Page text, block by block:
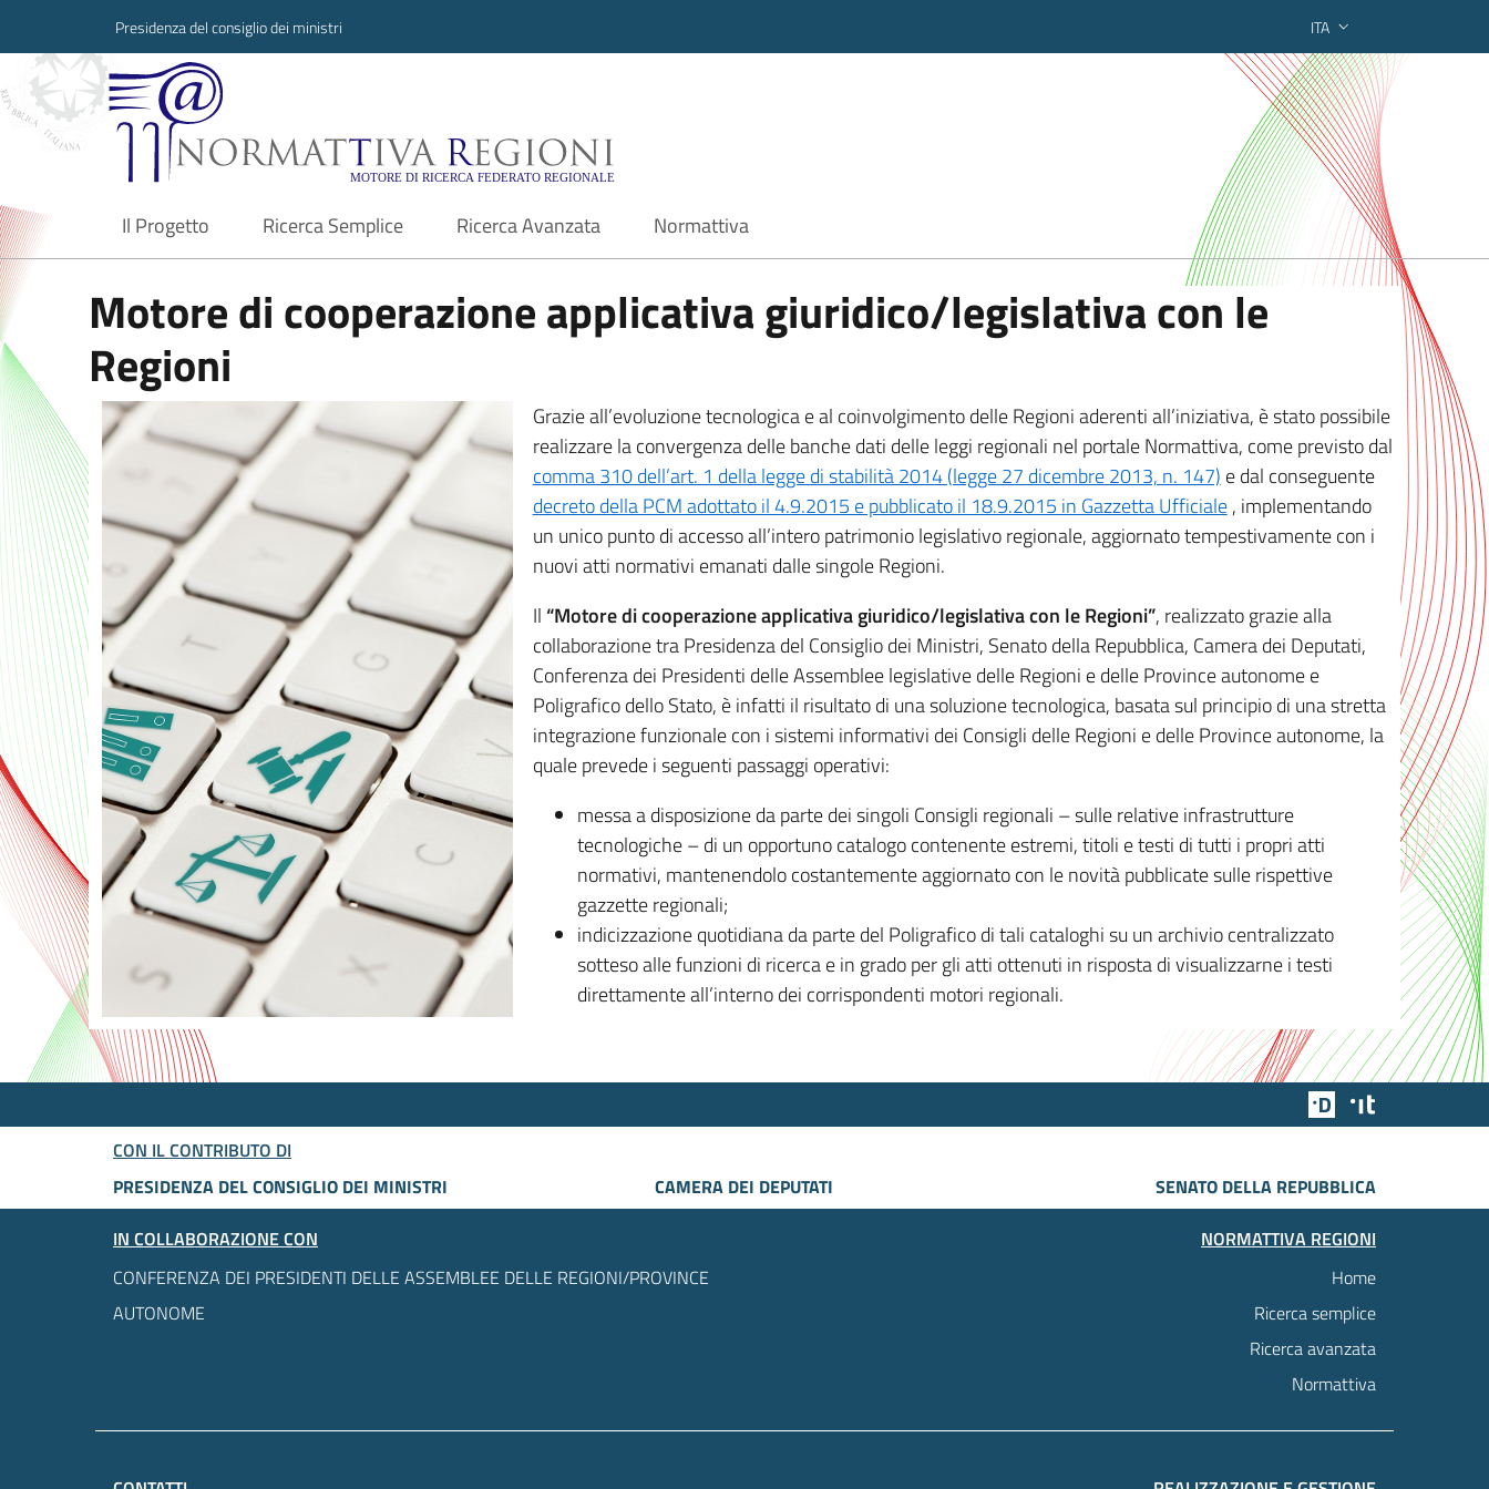
Presidenza del consiglio dei ministri ITA
Normattiva Regioni - Motore di ricerca federato regionale
Il Progetto
current Ricerca Semplice Ricerca Avanzata Normattiva
Motore di cooperazione applicativa giuridico/legislativa con le
Regioni
Grazie all’evoluzione tecnologica e al coinvolgimento delle Regioni aderenti all’iniziativa, è stato possibile
realizzare la convergenza delle banche dati delle leggi regionali nel portale Normattiva, come previsto dal
comma 310 dell’art. 1 della legge di stabilità 2014 (legge 27 dicembre 2013, n. 147) e dal conseguente
decreto della PCM adottato il 4.9.2015 e pubblicato il 18.9.2015 in Gazzetta Ufficiale, implementando
un unico punto di accesso all’intero patrimonio legislativo regionale, aggiornato tempestivamente con i
nuovi atti normativi emanati dalle singole Regioni.
Il “Motore di cooperazione applicativa giuridico/legislativa con le Regioni”, realizzato grazie alla
collaborazione tra Presidenza del Consiglio dei Ministri, Senato della Repubblica, Camera dei Deputati,
Conferenza dei Presidenti delle Assemblee legislative delle Regioni e delle Province autonome e
Poligrafico dello Stato, è infatti il risultato di una soluzione tecnologica, basata sul principio di una stretta
integrazione funzionale con i sistemi informativi dei Consigli delle Regioni e delle Province autonome, la
quale prevede i seguenti passaggi operativi:
messa a disposizione da parte dei singoli Consigli regionali – sulle relative infrastrutture
tecnologiche – di un opportuno catalogo contenente estremi, titoli e testi di tutti i propri atti
normativi, mantenendolo costantemente aggiornato con le novità pubblicate sulle rispettive
gazzette regionali;
indicizzazione quotidiana da parte del Poligrafico di tali cataloghi su un archivio centralizzato
sotteso alle funzioni di ricerca e in grado per gli atti ottenuti in risposta di visualizzarne i testi
direttamente all’interno dei corrispondenti motori regionali.
Team Digitale
CON IL CONTRIBUTO DI
PRESIDENZA DEL CONSIGLIO DEI MINISTRI
CAMERA DEI DEPUTATI
SENATO DELLA REPUBBLICA
IN COLLABORAZIONE CON
CONFERENZA DEI PRESIDENTI DELLE ASSEMBLEE DELLE REGIONI/PROVINCE
AUTONOME
NORMATTIVA REGIONI
Home
Ricerca semplice
Ricerca avanzata
Normattiva